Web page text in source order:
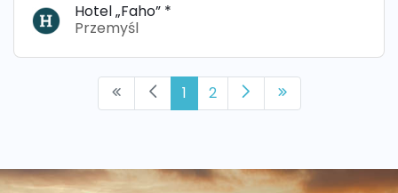
Hotel „Faho” *
Przemyśl
1 2